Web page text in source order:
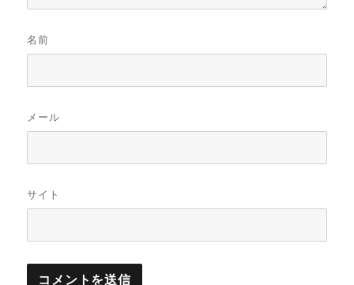
名前
メール
サイト